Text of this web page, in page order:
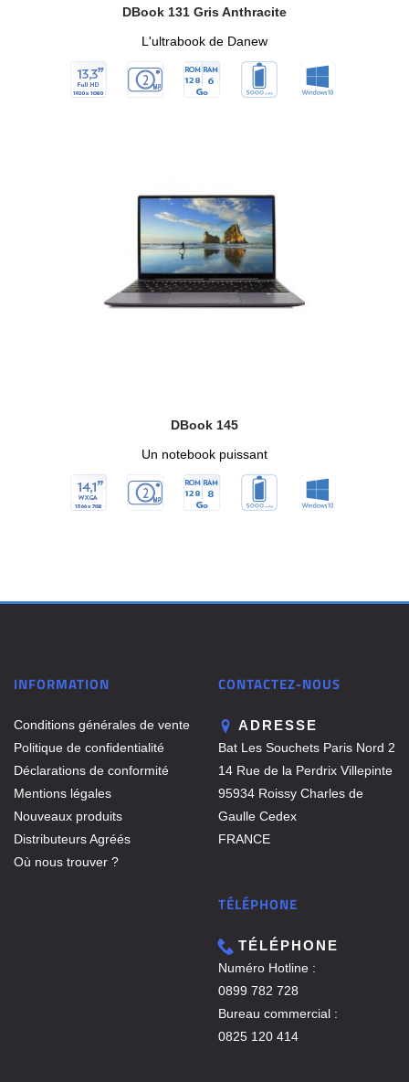
DBook 131 Gris Anthracite
L'ultrabook de Danew
DBook 145
Un notebook puissant
INFORMATION
Conditions générales de vente
Politique de confidentialité
Déclarations de conformité
Mentions légales
Nouveaux produits
Distributeurs Agréés
Où nous trouver ?
CONTACTEZ-NOUS
ADRESSE
Bat Les Souchets Paris Nord 2
14 Rue de la Perdrix Villepinte
95934 Roissy Charles de
Gaulle Cedex
FRANCE
TÉLÉPHONE
TÉLÉPHONE
Numéro Hotline :
0899 782 728
Bureau commercial :
0825 120 414